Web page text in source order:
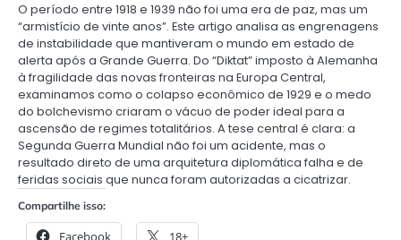
O período entre 1918 e 1939 não foi uma era de paz, mas um
“armistício de vinte anos”. Este artigo analisa as engrenagens
de instabilidade que mantiveram o mundo em estado de
alerta após a Grande Guerra. Do “Diktat” imposto à Alemanha
à fragilidade das novas fronteiras na Europa Central,
examinamos como o colapso econômico de 1929 e o medo
do bolchevismo criaram o vácuo de poder ideal para a
ascensão de regimes totalitários. A tese central é clara: a
Segunda Guerra Mundial não foi um acidente, mas o
resultado direto de uma arquitetura diplomática falha e de
feridas sociais que nunca foram autorizadas a cicatrizar.
Compartilhe isso: